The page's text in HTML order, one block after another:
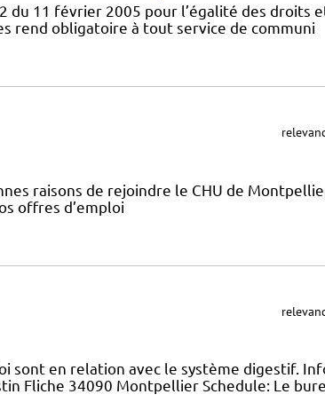
du 11 février 2005 pour l’égalité des droits
rend obligatoire à tout service de communi
raisons de rejoindre le CHU de
offres d’emploi
sont en relation avec le système digestif.
Fliche 34090 Montpellier Schedule: Le